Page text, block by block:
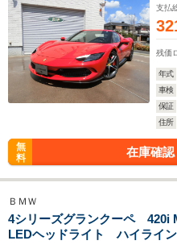
支払
残価
年式
車検
保証
住所
無
料
在庫確
ＢＭＷ
4シリーズグランクーペ
LEDヘッドライト ハイライ